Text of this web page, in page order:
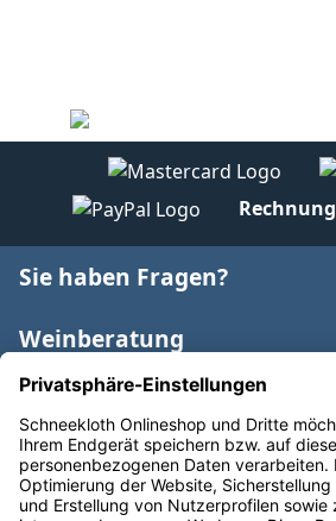
Rechnung
Sie haben Fragen?
Weinberatung
Informationen
Weinkategorien